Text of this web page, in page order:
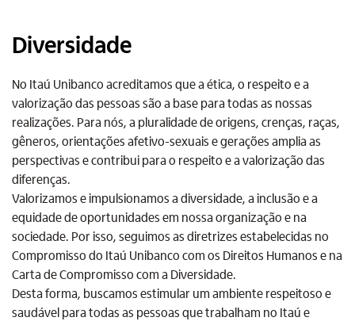
Diversidade
No Itaú Unibanco acreditamos que a ética, o respeito e a
valorização das pessoas são a base para todas as nossas
realizações. Para nós, a pluralidade de origens, crenças, raças,
gêneros, orientações afetivo-sexuais e gerações amplia as
perspectivas e contribui para o respeito e a valorização das
diferenças.
Valorizamos e impulsionamos a diversidade, a inclusão e a
equidade de oportunidades em nossa organização e na
sociedade. Por isso, seguimos as diretrizes estabelecidas no
Compromisso do Itaú Unibanco com os Direitos Humanos e na
Carta de Compromisso com a Diversidade.
Desta forma, buscamos estimular um ambiente respeitoso e
saudável para todas as pessoas que trabalham no Itaú e